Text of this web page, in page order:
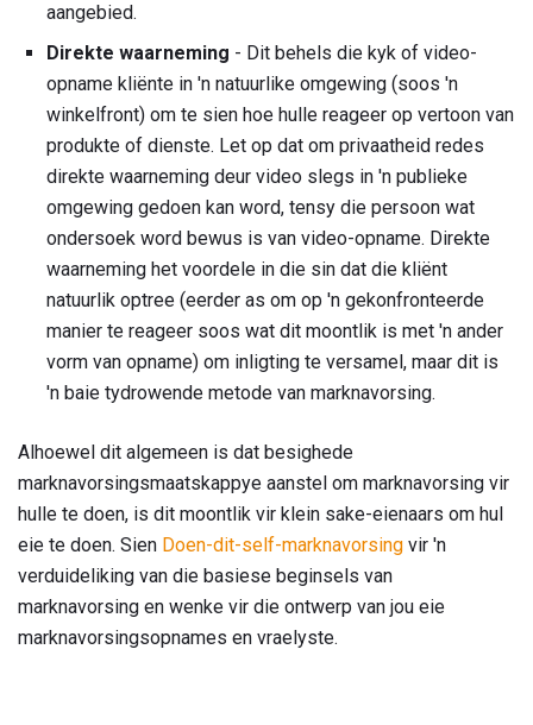
aangebied.
Direkte waarneming - Dit behels die kyk of video-
opname kliënte in 'n natuurlike omgewing (soos 'n
winkelfront) om te sien hoe hulle reageer op vertoon van
produkte of dienste. Let op dat om privaatheid redes
direkte waarneming deur video slegs in 'n publieke
omgewing gedoen kan word, tensy die persoon wat
ondersoek word bewus is van video-opname. Direkte
waarneming het voordele in die sin dat die kliënt
natuurlik optree (eerder as om op 'n gekonfronteerde
manier te reageer soos wat dit moontlik is met 'n ander
vorm van opname) om inligting te versamel, maar dit is
'n baie tydrowende metode van marknavorsing.
Alhoewel dit algemeen is dat besighede
marknavorsingsmaatskappye aanstel om marknavorsing vir
hulle te doen, is dit moontlik vir klein sake-eienaars om hul
eie te doen. Sien Doen-dit-self-marknavorsing vir 'n
verduideliking van die basiese beginsels van
marknavorsing en wenke vir die ontwerp van jou eie
marknavorsingsopnames en vraelyste.